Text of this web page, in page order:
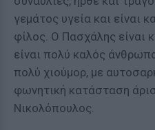
γεμάτος υγεία και είναι
φίλος. Ο Πασχάλης είναι
είναι πολύ καλός
πολύ χιούμορ, με
φωνητική κατάσταση
Νικολόπουλος.